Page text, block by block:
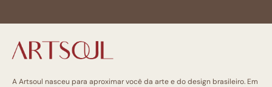
A Artsoul nasceu para aproximar você da arte e do design brasileiro. Em